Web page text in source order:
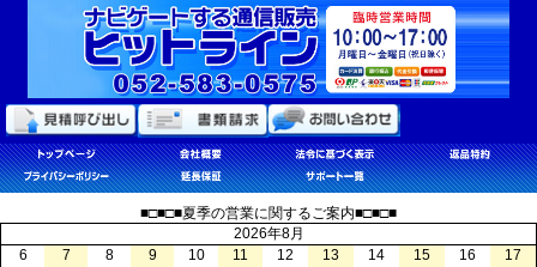
■□■□■夏季の営業に関するご案内■□■□■
2026年8月
6
7 8 9 10 11 12 13 14 15 16
17